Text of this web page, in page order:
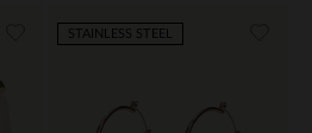
STAINLESS STEEL